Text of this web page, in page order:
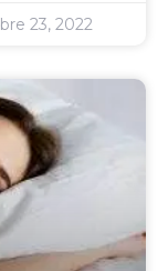
23, 2022